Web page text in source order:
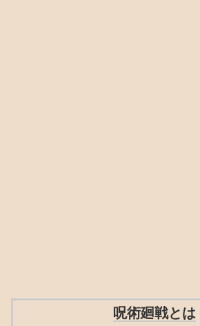
呪術廻戦とは